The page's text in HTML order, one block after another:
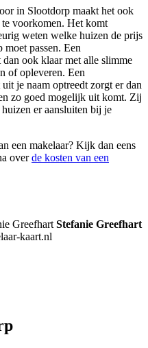
in Slootdorp maakt het ook
voorkomen. Het komt
weten welke huizen de prijs
passen. Een
ook klaar met alle slimme
of opleveren. Een
je naam optreedt zorgt er dan
zo goed mogelijk uit komt. Zij
er aansluiten bij je
een makelaar? Kijk dan eens
overde kosten van een
Stefanie Greefhart
kaart.nl